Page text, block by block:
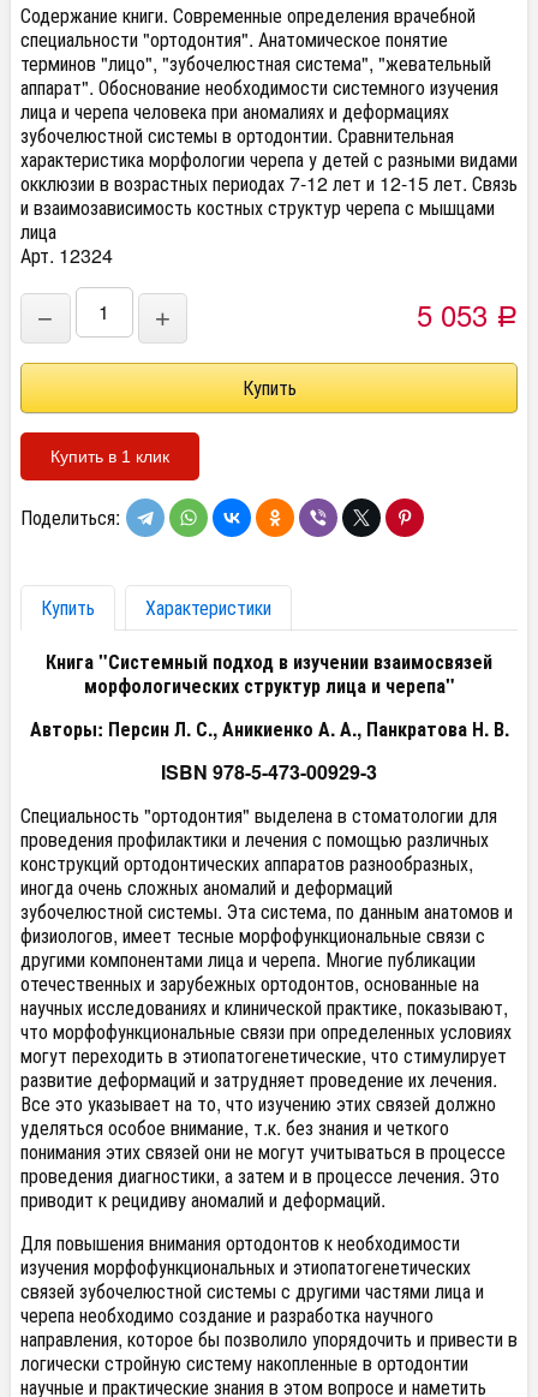
Содержание книги. Современные определения врачебной
специальности "ортодонтия". Анатомическое понятие
терминов "лицо", "зубочелюстная система", "жевательный
аппарат". Обоснование необходимости системного изучения
лица и черепа человека при аномалиях и деформациях
зубочелюстной системы в ортодонтии. Сравнительная
характеристика морфологии черепа у детей с разными видами
окклюзии в возрастных периодах 7-12 лет и 12-15 лет. Связь
и взаимозависимость костных структур черепа с мышцами
лица
Арт. 12324
− + 5 053 Р
Купить в 1 клик
Поделиться:
Купить
Характеристики
Книга "Системный подход в изучении взаимосвязей
морфологических структур лица и черепа"
Авторы: Персин Л. С., Аникиенко А. А., Панкратова Н. В.
ISBN 978-5-473-00929-3
Специальность "ортодонтия" выделена в стоматологии для
проведения профилактики и лечения с помощью различных
конструкций ортодонтических аппаратов разнообразных,
иногда очень сложных аномалий и деформаций
зубочелюстной системы. Эта система, по данным анатомов и
физиологов, имеет тесные морфофункциональные связи с
другими компонентами лица и черепа. Многие публикации
отечественных и зарубежных ортодонтов, основанные на
научных исследованиях и клинической практике, показывают,
что морфофункциональные связи при определенных условиях
могут переходить в этиопатогенетические, что стимулирует
развитие деформаций и затрудняет проведение их лечения.
Все это указывает на то, что изучению этих связей должно
уделяться особое внимание, т.к. без знания и четкого
понимания этих связей они не могут учитываться в процессе
проведения диагностики, а затем и в процессе лечения. Это
приводит к рецидиву аномалий и деформаций.
Для повышения внимания ортодонтов к необходимости
изучения морфофункциональных и этиопатогенетических
связей зубочелюстной системы с другими частями лица и
черепа необходимо создание и разработка научного
направления, которое бы позволило упорядочить и привести в
логически стройную систему накопленные в ортодонтии
научные и практические знания в этом вопросе и наметить